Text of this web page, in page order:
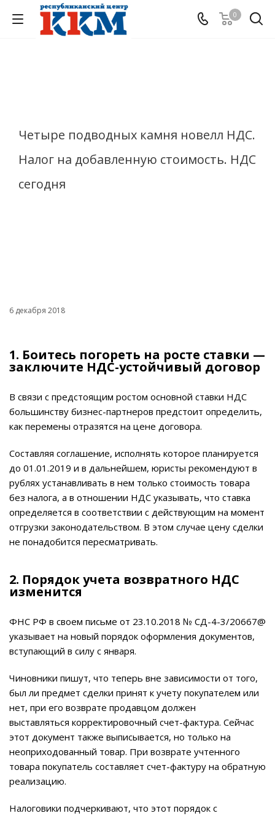
0
Четыре подводных камня новелл НДС.
Налог на добавленную стоимость. НДС
сегодня
6 декабря 2018
1. Боитесь погореть на росте ставки —
заключите НДС-устойчивый договор
В связи с предстоящим ростом основной ставки НДС
большинству бизнес-партнеров предстоит определить,
как перемены отразятся на цене договора.
Составляя соглашение, исполнять которое планируется
до 01.01.2019 и в дальнейшем, юристы рекомендуют в
рублях устанавливать в нем только стоимость товара
без налога, а в отношении НДС указывать, что ставка
определяется в соответствии с действующим на момент
отгрузки законодательством. В этом случае цену сделки
не понадобится пересматривать.
2. Порядок учета возвратного НДС
изменится
ФНС РФ в своем письме от 23.10.2018 № СД-4-3/20667@
указывает на новый порядок оформления документов,
вступающий в силу с января.
Чиновники пишут, что теперь вне зависимости от того,
был ли предмет сделки принят к учету покупателем или
нет, при его возврате продавцом должен
выставляться корректировочный счет-фактура. Сейчас
этот документ также выписывается, но только на
неоприходованный товар. При возврате учтенного
товара покупатель составляет счет-фактуру на обратную
реализацию.
Налоговики подчеркивают, что этот порядок с